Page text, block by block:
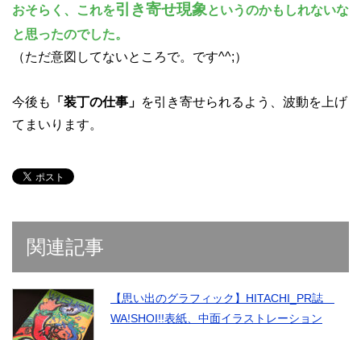
おそらく、これを引き寄せ現象というのかもしれないな
と思ったのでした。
（ただ意図してないところで。です^^;）
今後も 「装丁の仕事」 を引き寄せられるよう、波動を上げ
てまいります。
関連記事
【思い出のグラフィック】HITACHI_PR誌
WA!SHOI!!表紙、中面イラストレーション